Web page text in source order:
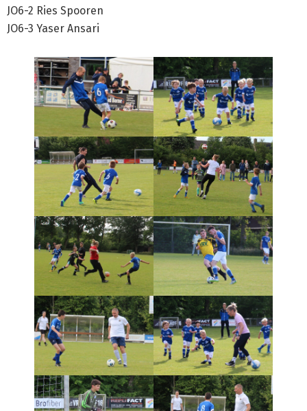
JO6-2 Ries Spooren
JO6-3 Yaser Ansari